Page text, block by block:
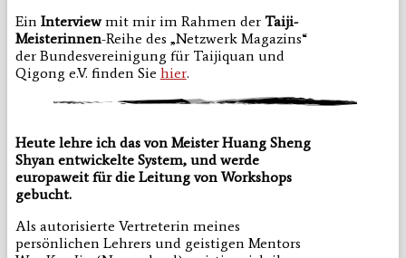
Ein Interviewmit mir im Rahmen der Taiji-
Meisterinnen-Reihe des „Netzwerk Magazins“
der Bundesvereinigung für Taijiquan und
Qigong e.V. finden Sie hier.
Heute lehre ich das von Meister Huang Sheng
Shyan entwickelte System, und werde
europaweit für die Leitung von Workshops
gebucht.
Als autorisierte Vertreterin meines
persönlichen Lehrers und geistigen Mentors